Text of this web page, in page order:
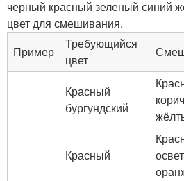
черный красный зеленый синий
цвет для смешивания.
Пример
Требующийся
цвет
Красный
бургундский
Красный